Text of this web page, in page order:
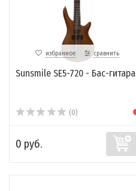
избранное сравнить
Sunsmile SE5-720 - Бас-гитара
(0)
0 руб.